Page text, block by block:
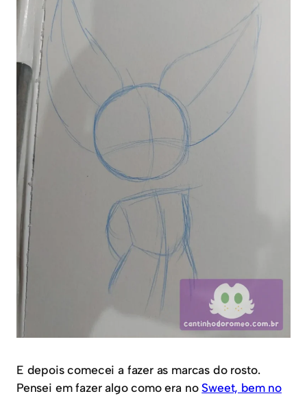
E depois comecei a fazer as marcas do rosto.
Pensei em fazer algo como era no Sweet, bem no